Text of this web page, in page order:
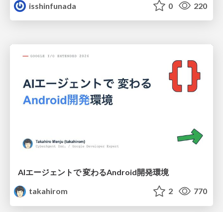
isshinfunada
0 220
AIエージェントで 変わるAndroid開発環境
takahirom
2 770